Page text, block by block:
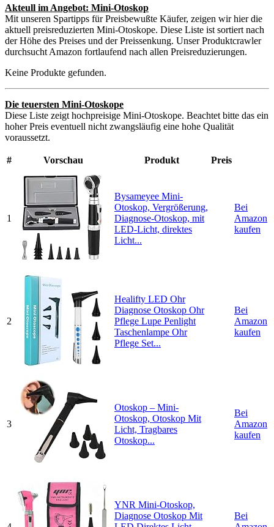
Akteull im Angebot: Mini-Otoskop
Mit unseren Spartipps für Preisbewußte Käufer, zeigen wir hier die
aktuell preisreduzierten Mini-Otoskope. Diese Liste ist sortiert nach
der Höhe des Preises und der Preissenkung. Unser Produktcrawler
durchsucht Amazon fortlaufend nach allen Preisreduzierungen.
Keine Produkte gefunden.
Die teuersten Mini-Otoskope
Diese Liste zeigt hochpreisige Mini-Otoskope. Beachtet bitte das ein
hoher Preis eventuell nicht zwangsläufig eine hohe Qualität
voraussetzt.
# Vorschau Produkt Preis
1
Bysameyee Mini-
Otoskop, Vergrößerung,
Diagnose-Otoskop, mit
LED-Licht, direktes
Licht...
Bei
Amazon
kaufen
2
Healifty LED Ohr
Diagnose Otoskop Ohr
Pflege Lupe Penlight
Taschenlampe Ohr
Pflege Set...
Bei
Amazon
kaufen
3
Otoskop – Mini-
Otoskop, Otoskop Mit
Licht, Tragbares
Otoskop...
Bei
Amazon
kaufen
YNR Mini-Otoskop,
Diagnose Otoskop Mit
Bei